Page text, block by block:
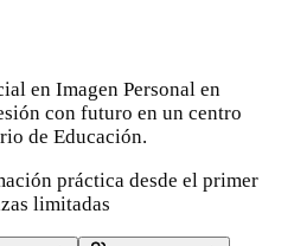
en Imagen Personal en
con futuro en un centro
de Educación.
práctica desde el primer
limitadas